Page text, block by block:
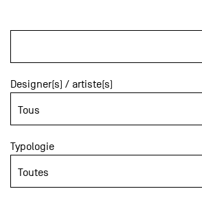
Designer(s) / artiste(s)
Typologie